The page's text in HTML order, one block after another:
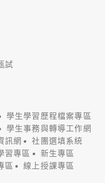
試
學生學習歷程檔案專區
學生事務與轉導工作網
訊網
社團選填系統
習專區
新生專區
區
線上授課專區